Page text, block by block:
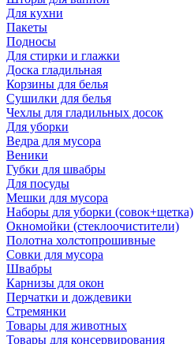
Для кухни
Пакеты
Подносы
Для стирки и глажки
Доска гладильная
Корзины для белья
Сушилки для белья
Чехлы для гладильных досок
Для уборки
Ведра для мусора
Веники
Губки для швабры
Для посуды
Мешки для мусора
Наборы для уборки (совок+щетка)
Окномойки (стеклоочистители)
Полотна холстопрошивные
Совки для мусора
Швабры
Карнизы для окон
Перчатки и дождевики
Стремянки
Товары для животных
Товары для консервирования